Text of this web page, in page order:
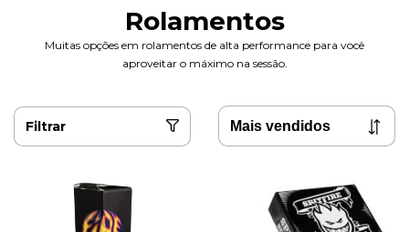
Rolamentos
Muitas opções em rolamentos de alta performance para você
aproveitar o máximo na sessão.
Filtrar